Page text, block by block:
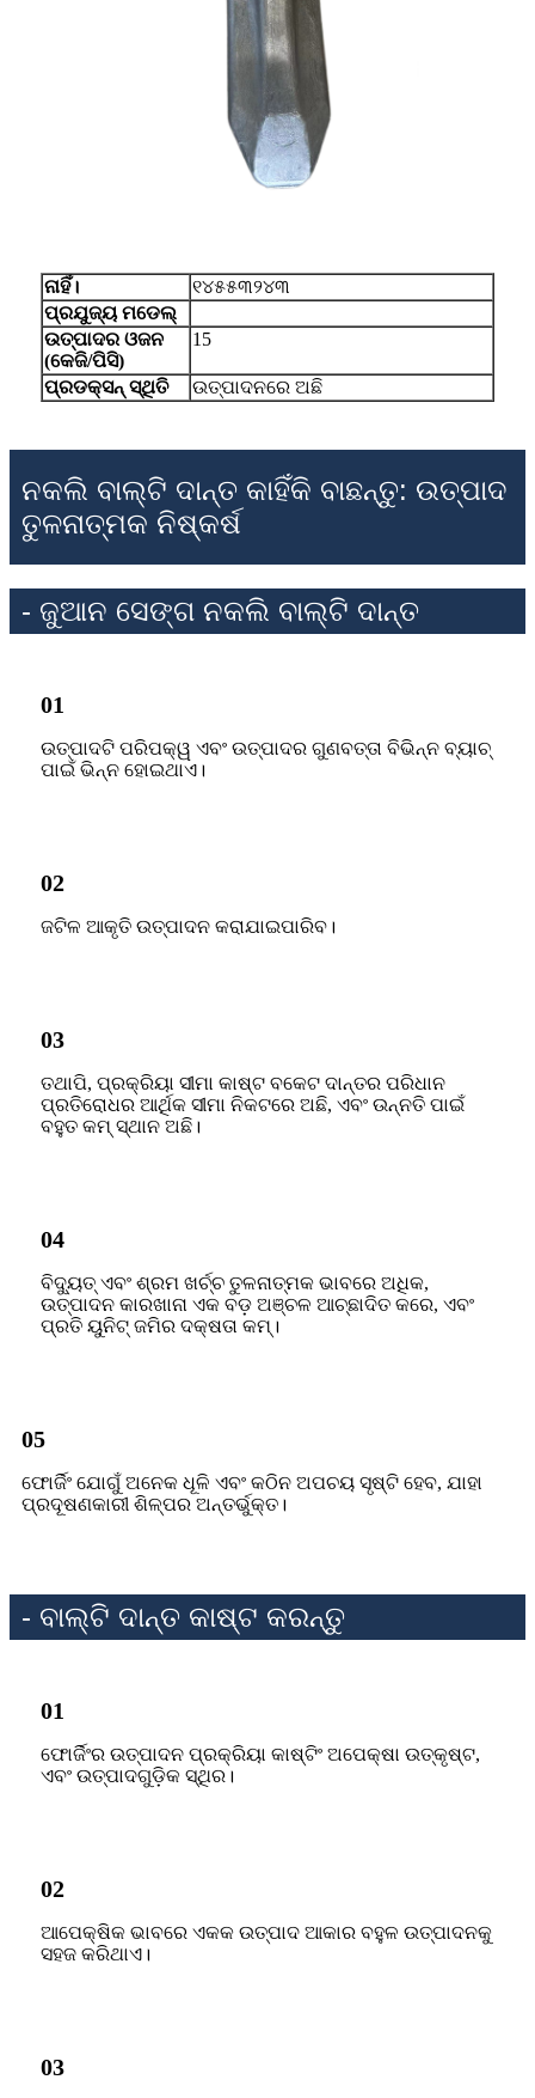
ନାହିଁ।
୧୪୫୫୩୨୪୩
ପ୍ରଯୁଜ୍ୟ ମଡେଲ୍
ଉତ୍ପାଦର ଓଜନ
(କେଜି/ପିସି)
15
ପ୍ରଡକ୍ସନ୍ ସ୍ଥିତି ଉତ୍ପାଦନରେ ଅଛି
ନକଲି ବାଲ୍ଟି ଦାନ୍ତ କାହିଁକି ବାଛନ୍ତୁ: ଉତ୍ପାଦ
ତୁଳନାତ୍ମକ ନିଷ୍କର୍ଷ
- ଜୁଆନ ସେଙ୍ଗ ନକଲି ବାଲ୍ଟି ଦାନ୍ତ
01
ଉତ୍ପାଦଟି ପରିପକ୍ୱ ଏବଂ ଉତ୍ପାଦର ଗୁଣବତ୍ତା ବିଭିନ୍ନ ବ୍ୟାଚ୍
ପାଇଁ ଭିନ୍ନ ହୋଇଥାଏ।
02
ଜଟିଳ ଆକୃତି ଉତ୍ପାଦନ କରାଯାଇପାରିବ।
03
ତଥାପି, ପ୍ରକ୍ରିୟା ସୀମା କାଷ୍ଟ ବକେଟ ଦାନ୍ତର ପରିଧାନ
ପ୍ରତିରୋଧର ଆର୍ଥିକ ସୀମା ନିକଟରେ ଅଛି, ଏବଂ ଉନ୍ନତି ପାଇଁ
ବହୁତ କମ୍ ସ୍ଥାନ ଅଛି।
04
ବିଦ୍ୟୁତ୍ ଏବଂ ଶ୍ରମ ଖର୍ଚ୍ଚ ତୁଳନାତ୍ମକ ଭାବରେ ଅଧିକ,
ଉତ୍ପାଦନ କାରଖାନା ଏକ ବଡ଼ ଅଞ୍ଚଳ ଆଚ୍ଛାଦିତ କରେ, ଏବଂ
ପ୍ରତି ୟୁନିଟ୍ ଜମିର ଦକ୍ଷତା କମ୍।
05
ଫୋର୍ଜିଂ ଯୋଗୁଁ ଅନେକ ଧୂଳି ଏବଂ କଠିନ ଅପଚୟ ସୃଷ୍ଟି ହେବ, ଯାହା
ପ୍ରଦୂଷଣକାରୀ ଶିଳ୍ପର ଅନ୍ତର୍ଭୁକ୍ତ।
- ବାଲ୍ଟି ଦାନ୍ତ କାଷ୍ଟ କରନ୍ତୁ
01
ଫୋର୍ଜିଂର ଉତ୍ପାଦନ ପ୍ରକ୍ରିୟା କାଷ୍ଟିଂ ଅପେକ୍ଷା ଉତ୍କୃଷ୍ଟ,
ଏବଂ ଉତ୍ପାଦଗୁଡ଼ିକ ସ୍ଥିର।
02
ଆପେକ୍ଷିକ ଭାବରେ ଏକକ ଉତ୍ପାଦ ଆକାର ବହୁଳ ଉତ୍ପାଦନକୁ
ସହଜ କରିଥାଏ।
03